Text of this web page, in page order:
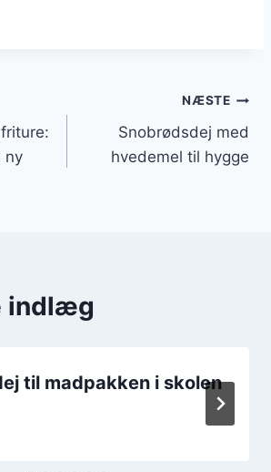
ny
NÆSTE
Snobrødsdej med
hvedemel til hygge
indlæg
til madpakken i skolen